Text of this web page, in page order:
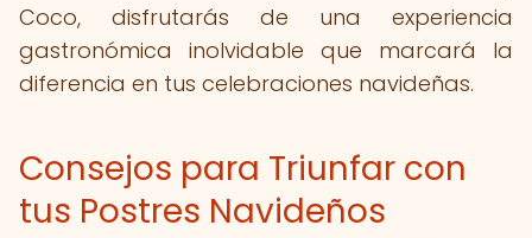
Coco, disfrutarás de una experiencia
gastronómica inolvidable que marcará la
diferencia en tus celebraciones navideñas.
Consejos para Triunfar con
tus Postres Navideños